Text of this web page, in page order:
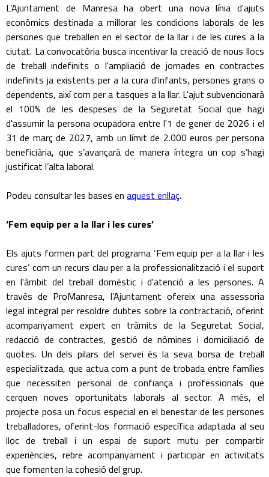
L’Ajuntament de Manresa ha obert una nova línia d'ajuts
econòmics destinada a millorar les condicions laborals de les
persones que treballen en el sector de la llar i de les cures a la
ciutat. La convocatòria busca incentivar la creació de nous llocs
de treball indefinits o l'ampliació de jornades en contractes
indefinits ja existents per a la cura d'infants, persones grans o
dependents, així com per a tasques a la llar. L'ajut subvencionarà
el 100% de les despeses de la Seguretat Social que hagi
d'assumir la persona ocupadora entre l'1 de gener de 2026 i el
31 de març de 2027, amb un límit de 2.000 euros per persona
beneficiària, que s’avançarà de manera íntegra un cop s’hagi
justificat l’alta laboral.
Podeu consultar les bases en aquest enllaç.
‘Fem equip per a la llar i les cures’
Els ajuts formen part del programa ‘Fem equip per a la llar i les
cures’ com un recurs clau per a la professionalització i el suport
en l'àmbit del treball domèstic i d'atenció a les persones. A
través de ProManresa, l’Ajuntament ofereix una assessoria
legal integral per resoldre dubtes sobre la contractació, oferint
acompanyament expert en tràmits de la Seguretat Social,
redacció de contractes, gestió de nòmines i domiciliació de
quotes. Un dels pilars del servei és la seva borsa de treball
especialitzada, que actua com a punt de trobada entre famílies
que necessiten personal de confiança i professionals que
cerquen noves oportunitats laborals al sector. A més, el
projecte posa un focus especial en el benestar de les persones
treballadores, oferint-los formació específica adaptada al seu
lloc de treball i un espai de suport mutu per compartir
experiències, rebre acompanyament i participar en activitats
que fomenten la cohesió del grup.